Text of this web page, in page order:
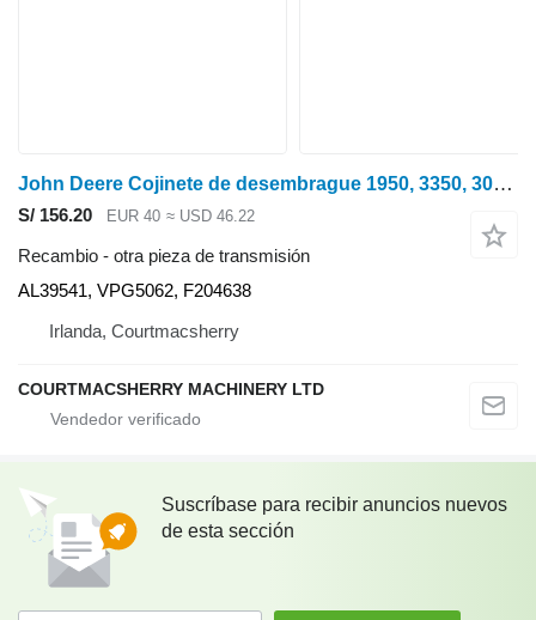
John Deere Cojinete de desembrague 1950, 3350, 3050, 2850 Al39541, Vpg5062, F2046 AL39541 para John Deere 1950 tractor de ruedas
S/ 156.20 EUR 40 ≈ USD 46.22
Recambio - otra pieza de transmisión
AL39541, VPG5062, F204638
Irlanda, Courtmacsherry
COURTMACSHERRY MACHINERY LTD
Suscríbase para recibir anuncios nuevos
de esta sección